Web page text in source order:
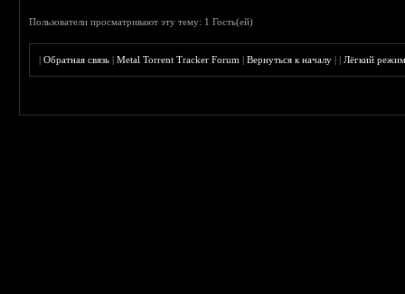
Пользователи просматривают эту тему: 1 Гость(ей)
|Обратная связь |Metal Torrent Tracker Forum |Вернуться к началу ||Лёгкий